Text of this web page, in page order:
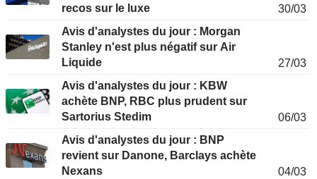
recos sur le luxe
30/03
Avis d'analystes du jour : Morgan
Stanley n'est plus négatif sur Air
Liquide
27/03
Avis d'analystes du jour : KBW
achète BNP, RBC plus prudent sur
Sartorius Stedim
06/03
Avis d'analystes du jour : BNP
revient sur Danone, Barclays achète
Nexans
04/03